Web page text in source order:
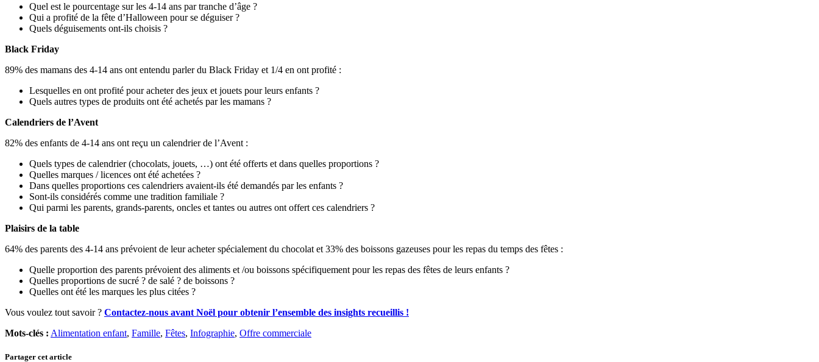
Quel est le pourcentage sur les 4-14 ans par tranche d’âge ?
Qui a profité de la fête d’Halloween pour se déguiser ?
Quels déguisements ont-ils choisis ?
Black Friday
89% des mamans des 4-14 ans ont entendu parler du Black Friday et 1/4 en ont profité :
Lesquelles en ont profité pour acheter des jeux et jouets pour leurs enfants ?
Quels autres types de produits ont été achetés par les mamans ?
Calendriers de l’Avent
82% des enfants de 4-14 ans ont reçu un calendrier de l’Avent :
Quels types de calendrier (chocolats, jouets, …) ont été offerts et dans quelles proportions ?
Quelles marques / licences ont été achetées ?
Dans quelles proportions ces calendriers avaient-ils été demandés par les enfants ?
Sont-ils considérés comme une tradition familiale ?
Qui parmi les parents, grands-parents, oncles et tantes ou autres ont offert ces calendriers ?
Plaisirs de la table
64% des parents des 4-14 ans prévoient de leur acheter spécialement du chocolat et 33% des boissons gazeuses pour les repas du temps des fêtes :
Quelle proportion des parents prévoient des aliments et /ou boissons spécifiquement pour les repas des fêtes de leurs enfants ?
Quelles proportions de sucré ? de salé ? de boissons ?
Quelles ont été les marques les plus citées ?
Vous voulez tout savoir ? Contactez-nous avant Noël pour obtenir l’ensemble des insights recueillis !
Mots-clés : Alimentation enfant, Famille, Fêtes, Infographie, Offre commerciale
Partager cet article